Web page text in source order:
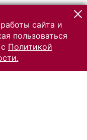
сайта и
пользоваться
Политикой